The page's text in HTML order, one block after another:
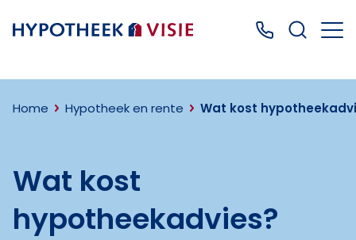
Terug naar home Bel ons: 0499
Home Hypotheek en rente Wat kost
Wat kost
hypotheekadvies?